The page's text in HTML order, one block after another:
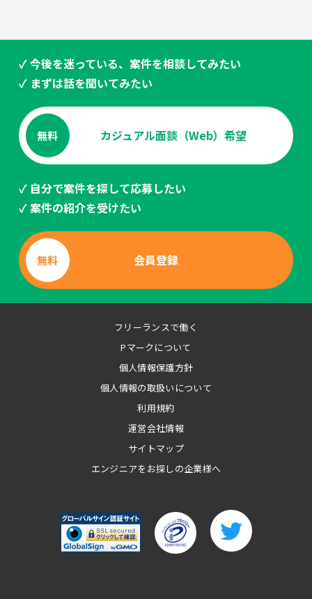
✓ 今後を迷っている、案件を相談してみたい
✓ まずは話を聞いてみたい
無料 カジュアル面談（Web）希望
✓ 自分で案件を探して応募したい
✓ 案件の紹介を受けたい
無料 会員登録
フリーランスで働く
Pマークについて
個人情報保護方針
個人情報の取扱いについて
利用規約
運営会社情報
サイトマップ
エンジニアをお探しの企業様へ